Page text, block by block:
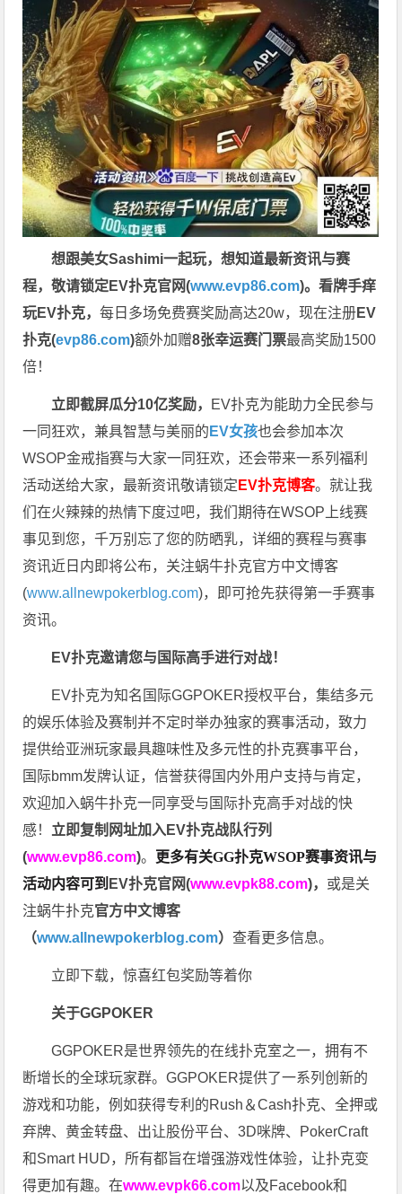
想跟美女Sashimi一起玩，想知道最新资讯与赛
程，敬请锁定EV扑克官网(www.evp86.com)。看牌手痒
玩EV扑克，每日多场免费赛奖励高达20w，现在注册EV
扑克(evp86.com)额外加赠8张幸运赛门票最高奖励1500
倍！
立即截屏瓜分10亿奖励， EV扑克为能助力全民参与
一同狂欢，兼具智慧与美丽的 EV女孩也会参加本次
WSOP金戒指赛与大家一同狂欢，还会带来一系列福利
活动送给大家，最新资讯敬请锁定 EV扑克博客。就让我
们在火辣辣的热情下度过吧，我们期待在WSOP上线赛
事见到您，千万别忘了您的防晒乳，详细的赛程与赛事
资讯近日内即将公布，关注蜗牛扑克官方中文博客
(www.allnewpokerblog.com)，即可抢先获得第一手赛事
资讯。
EV扑克邀请您与国际高手进行对战！
EV扑克为知名国际GGPOKER授权平台，集结多元
的娱乐体验及赛制并不定时举办独家的赛事活动，致力
提供给亚洲玩家最具趣味性及多元性的扑克赛事平台，
国际bmm发牌认证，信誉获得国内外用户支持与肯定，
欢迎加入蜗牛扑克一同享受与国际扑克高手对战的快
感！ 立即复制网址加入EV扑克战队行列
(www.evp86.com)。 更多有关GG扑克WSOP赛事资讯与
活动内容可到 EV扑克官网(www.evpk88.com)， 或是关
注蜗牛扑克官方中文博客
（www.allnewpokerblog.com）查看更多信息。
立即下载，惊喜红包奖励等着你
关于GGPOKER
GGPOKER是世界领先的在线扑克室之一，拥有不
断增长的全球玩家群。GGPOKER提供了一系列创新的
游戏和功能，例如获得专利的Rush＆Cash扑克、全押或
弃牌、黄金转盘、出让股份平台、3D咪牌、PokerCraft
和Smart HUD，所有都旨在增强游戏性体验，让扑克变
得更加有趣。在www.evpk66.com以及Facebook和